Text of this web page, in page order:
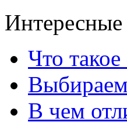
Интересные
Что
В чем